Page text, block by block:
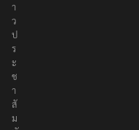
ข่
า
ว
ป
ร
ะ
ช
า
สั